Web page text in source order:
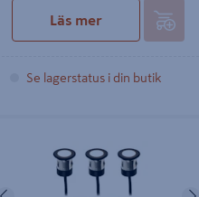
Läs mer
Se lagerstatus i din butik
NästaFöregående